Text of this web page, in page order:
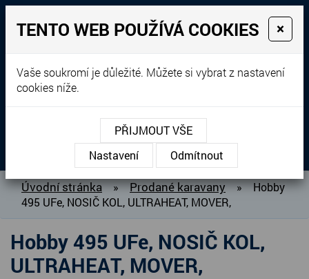
Prodej, dovoz, výkup a
pronájem karavanů
+420 604 760 364
MENU
O NÁS
BAZAR KARAVANŮ
PRODANÉ KARAVANY
PŮJČOVNA KARAVANŮ
Úvodní stránka » Prodané karavany »
Hobby
495 UFe, NOSIČ KOL, ULTRAHEAT, MOVER,
Hobby 495 UFe, NOSIČ KOL,
ULTRAHEAT, MOVER,
TENTO WEB POUŽÍVÁ COOKIES ×
Vaše soukromí je důležité. Můžete si vybrat z nastavení
cookies níže.
PŘIJMOUT VŠE
Nastavení
Odmítnout